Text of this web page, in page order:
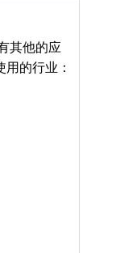
其他的应
的行业：